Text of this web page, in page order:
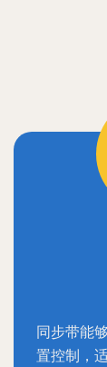
同步带能
置控制，